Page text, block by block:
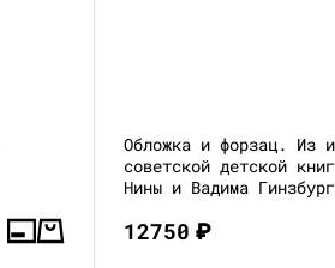
Обложка и форзац. Из
советской детской
Нины и Вадима Гинзбург
12750₽